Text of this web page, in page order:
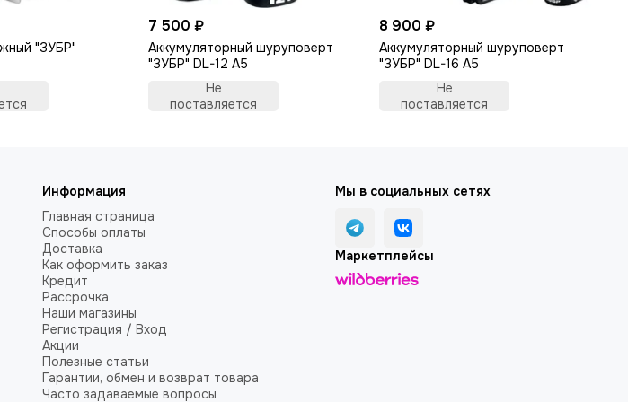
"ЗУБР"
7 500 ₽
Аккумуляторный шуруповерт
"ЗУБР" DL-12 A5
Не
поставляется
8 900 ₽
Аккумуляторный шуруповерт
"ЗУБР" DL-16 A5
Не
поставляется
Информация
Главная страница
Способы оплаты
Доставка
Как оформить заказ
Кредит
Рассрочка
Наши магазины
Регистрация / Вход
Акции
Полезные статьи
Гарантии, обмен и возврат товара
Часто задаваемые вопросы
Мы в социальных сетях
Маркетплейсы